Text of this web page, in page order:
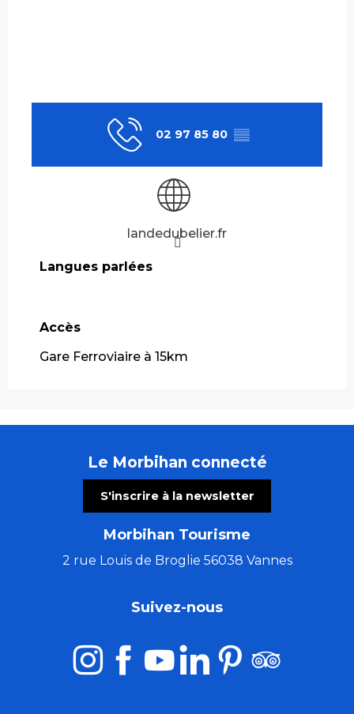
02 97 85 80 ▒▒
landedubelier.fr
Langues parlées
Langues parlées
Accès
Accès
Gare Ferroviaire à 15km
Le Morbihan connecté
S'inscrire à la newsletter
Morbihan Tourisme
2 rue Louis de Broglie 56038 Vannes
Suivez-nous